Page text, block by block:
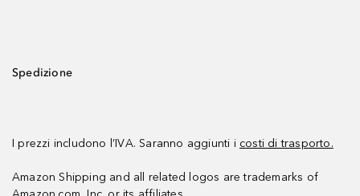
Spedizione
I prezzi includono l’IVA. Saranno aggiunti i costi di trasporto.
Amazon Shipping and all related logos are trademarks of